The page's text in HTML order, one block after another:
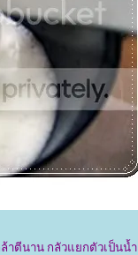
ตีนาน กลัวแยกตัวเป็นน้ำ